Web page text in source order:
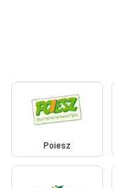
Poiesz